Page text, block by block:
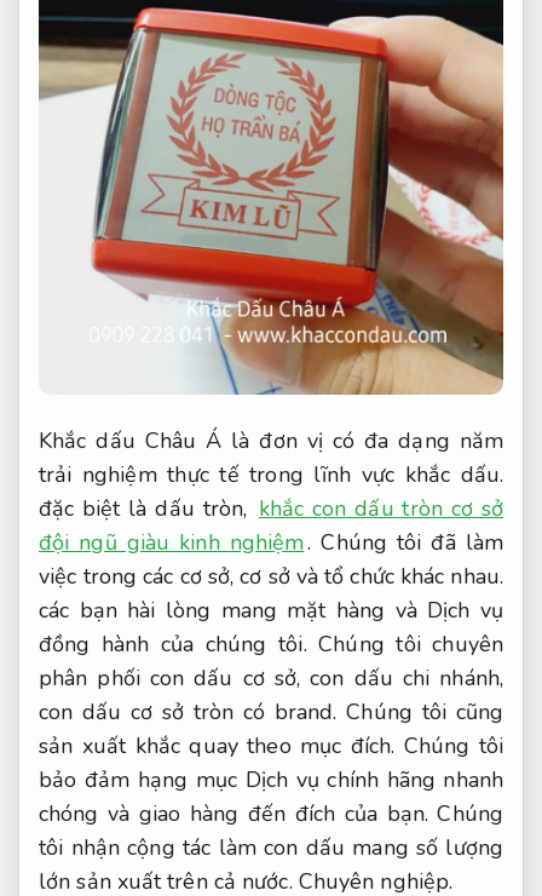
Khắc dấu Châu Á là đơn vị có đa dạng năm
trải nghiệm thực tế trong lĩnh vực khắc dấu.
đặc biệt là dấu tròn, khắc con dấu tròn cơ sở
đội ngũ giàu kinh nghiệm. Chúng tôi đã làm
việc trong các cơ sở, cơ sở và tổ chức khác nhau.
các bạn hài lòng mang mặt hàng và Dịch vụ
đồng hành của chúng tôi. Chúng tôi chuyên
phân phối con dấu cơ sở, con dấu chi nhánh,
con dấu cơ sở tròn có brand. Chúng tôi cũng
sản xuất khắc quay theo mục đích. Chúng tôi
bảo đảm hạng mục Dịch vụ chính hãng nhanh
chóng và giao hàng đến đích của bạn. Chúng
tôi nhận cộng tác làm con dấu mang số lượng
lớn sản xuất trên cả nước. Chuyên nghiệp.